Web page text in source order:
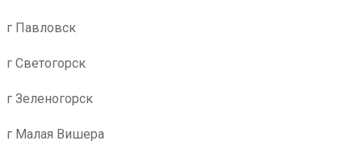
г Павловск
г Светогорск
г Зеленогорск
г Малая Вишера